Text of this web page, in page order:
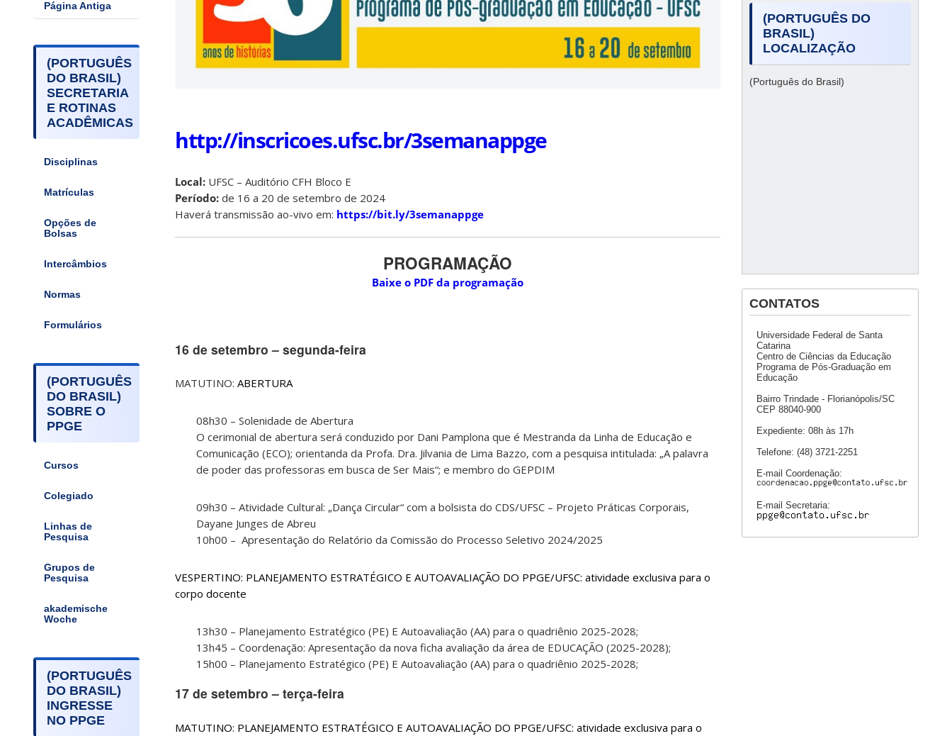
Página Antiga
(PORTUGUÊS
DO BRASIL)
SECRETARIA
E ROTINAS
ACADÊMICAS
Disciplinas
Matrículas
Opções de
Bolsas
Intercâmbios
Normas
Formulários
(PORTUGUÊS
DO BRASIL)
SOBRE O
PPGE
Cursos
Colegiado
Linhas de
Pesquisa
Grupos de
Pesquisa
akademische
Woche
(PORTUGUÊS
DO BRASIL)
INGRESSE
NO PPGE
http://inscricoes.ufsc.br/3semanappge
Local: UFSC – Auditório CFH Bloco E
Período: de 16 a 20 de setembro de 2024
Haverá transmissão ao-vivo em: https://bit.ly/3semanappge
PROGRAMAÇÃO
Baixe o PDF da programação
16 de setembro – segunda-feira
MATUTINO: ABERTURA
08h30 – Solenidade de Abertura
O cerimonial de abertura será conduzido por Dani Pamplona que é Mestranda da Linha de Educação e
Comunicação (ECO); orientanda da Profa. Dra. Jilvania de Lima Bazzo, com a pesquisa intitulada: „A palavra
de poder das professoras em busca de Ser Mais“; e membro do GEPDIM
09h30 – Atividade Cultural: „Dança Circular“ com a bolsista do CDS/UFSC – Projeto Práticas Corporais,
Dayane Junges de Abreu
10h00 – Apresentação do Relatório da Comissão do Processo Seletivo 2024/2025
VESPERTINO: PLANEJAMENTO ESTRATÉGICO E AUTOAVALIAÇÃO DO PPGE/UFSC: atividade exclusiva para o
corpo docente
13h30 – Planejamento Estratégico (PE) E Autoavaliação (AA) para o quadriênio 2025-2028;
13h45 – Coordenação: Apresentação da nova ficha avaliação da área de EDUCAÇÃO (2025-2028);
15h00 – Planejamento Estratégico (PE) E Autoavaliação (AA) para o quadriênio 2025-2028;
17 de setembro – terça-feira
MATUTINO: PLANEJAMENTO ESTRATÉGICO E AUTOAVALIAÇÃO DO PPGE/UFSC: atividade exclusiva para o
(PORTUGUÊS DO
BRASIL)
LOCALIZAÇÃO
(Português do Brasil)
CONTATOS
Universidade Federal de Santa
Catarina
Centro de Ciências da Educação
Programa de Pós-Graduação em
Educação
Bairro Trindade - Florianópolis/SC
CEP 88040-900
Expediente: 08h às 17h
Telefone: (48) 3721-2251
E-mail Coordenação:
E-mail Secretaria: